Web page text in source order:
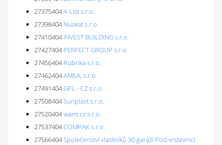
27375404A-List s.r.o.
27398404 Nuskat s.r.o.
27410404 INVEST BUILDING s.r.o.
27427404 PERFECT GROUP s.r.o.
27456404 Rubrika s.r.o.
27462404AMEA, s.r.o.
27491404GPL - CZ s.r.o.
27508404Sunplast s.r.o.
27520404wami.cz s.r.o.
27537404COMPAK s.r.o.
27566404Společenství vlastníků 30 garáží Pod vrstevnicí